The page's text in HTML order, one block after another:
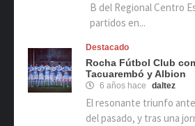
B del Regional Centro
partidos en...
Destacado
Rocha Fútbol Club
Tacuarembó y Albion
6 años hace daltez
El resonante triunfo
del pasado, y tras una